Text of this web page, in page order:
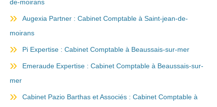
de-moirans
Augexia Partner : Cabinet Comptable à Saint-jean-de-
moirans
Pi Expertise : Cabinet Comptable à Beaussais-sur-mer
Emeraude Expertise : Cabinet Comptable à Beaussais-sur-
mer
Cabinet Pazio Barthas et Associés : Cabinet Comptable à